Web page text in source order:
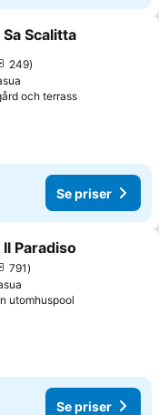
Mina Favoriter
Scalitta
249
och terrassSe priser
Se priser
Mina Favoriter
Paradiso
791
utomhuspool
Se priser